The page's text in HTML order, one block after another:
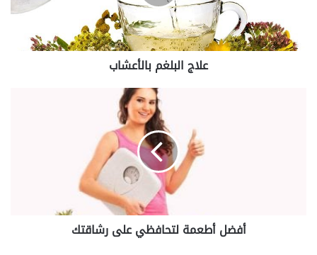
علاج البلغم بالأعشاب
أفضل أطعمة لتحافظي على رشاقتك